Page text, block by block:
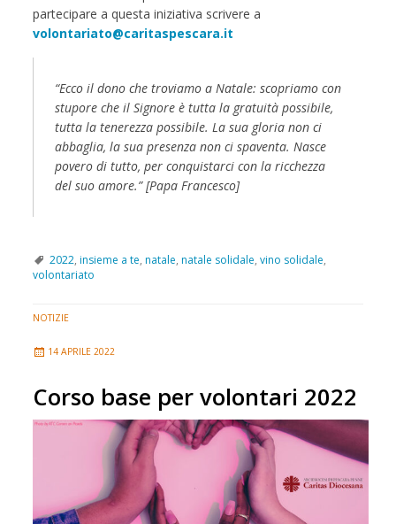
partecipare a questa iniziativa scrivere a
volontariato@caritaspescara.it
“Ecco il dono che troviamo a Natale: scopriamo con
stupore che il Signore è tutta la gratuità possibile,
tutta la tenerezza possibile. La sua gloria non ci
abbaglia, la sua presenza non ci spaventa. Nasce
povero di tutto, per conquistarci con la ricchezza
del suo amore.” [Papa Francesco]
2022,insieme a te,natale,natale solidale,vino solidale,
volontariato
NOTIZIE
14 APRILE 2022
Corso base per volontari 2022